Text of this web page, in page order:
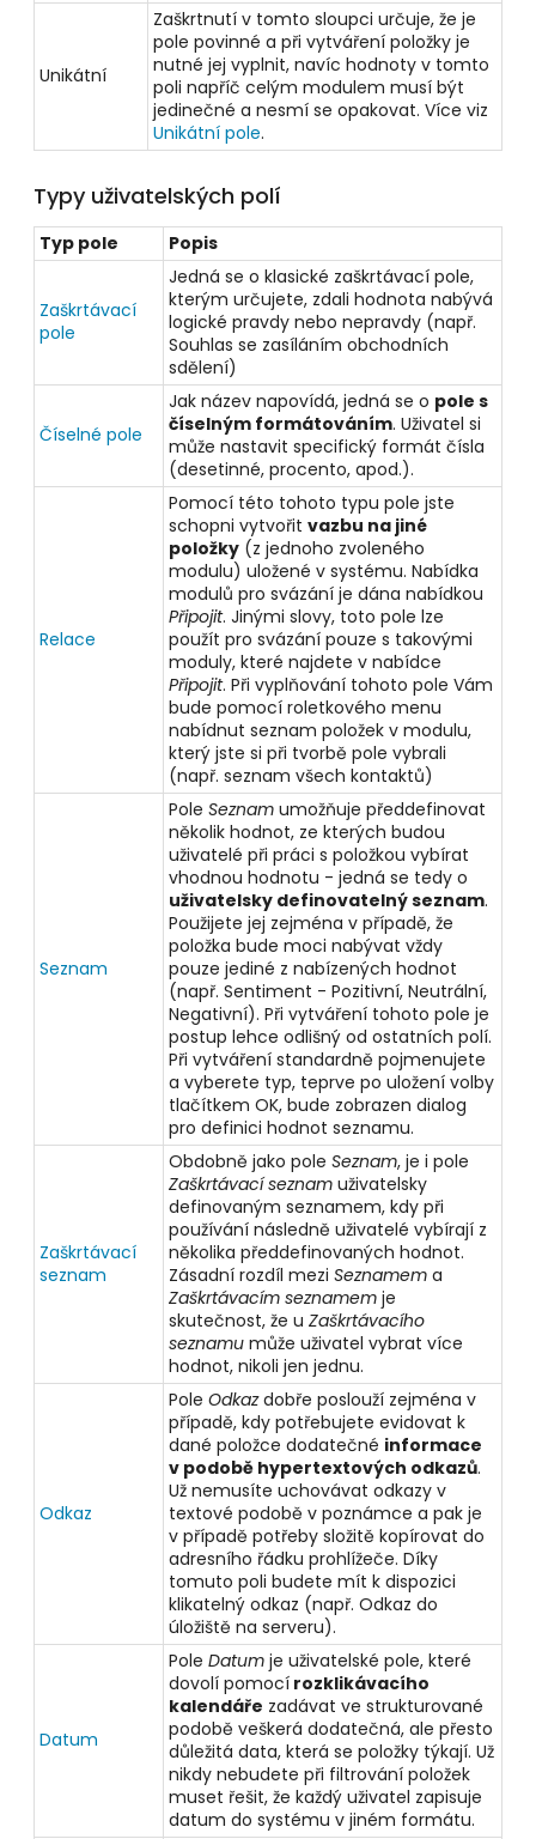
Unikátní
Zaškrtnutí v tomto sloupci určuje, že je
pole povinné a při vytváření položky je
nutné jej vyplnit, navíc hodnoty v tomto
poli napříč celým modulem musí být
jedinečné a nesmí se opakovat. Více viz
Unikátní pole.
Typy uživatelských polí
Typ pole Popis
Zaškrtávací
pole
Jedná se o klasické zaškrtávací pole,
kterým určujete, zdali hodnota nabývá
logické pravdy nebo nepravdy (např.
Souhlas se zasíláním obchodních
sdělení)
Číselné pole
Jak název napovídá, jedná se o pole s
číselným formátováním. Uživatel si
může nastavit specifický formát čísla
(desetinné, procento, apod.).
Relace
Pomocí této tohoto typu pole jste
schopni vytvořitvazbu na jiné
položky (z jednoho zvoleného
modulu) uložené v systému. Nabídka
modulů pro svázání je dána nabídkou
Připojit. Jinými slovy, toto pole lze
použít pro svázání pouze s takovými
moduly, které najdete v nabídce
Připojit. Při vyplňování tohoto pole Vám
bude pomocí roletkového menu
nabídnut seznam položek v modulu,
který jste si při tvorbě pole vybrali
(např. seznam všech kontaktů)
Seznam
PoleSeznam umožňuje předdefinovat
několik hodnot, ze kterých budou
uživatelé při práci s položkou vybírat
vhodnou hodnotu - jedná se tedy o
uživatelsky definovatelný seznam.
Použijete jej zejména v případě, že
položka bude moci nabývat vždy
pouze jediné z nabízených hodnot
(např. Sentiment - Pozitivní, Neutrální,
Negativní). Při vytváření tohoto pole je
postup lehce odlišný od ostatních polí.
Při vytváření standardně pojmenujete
a vyberete typ, teprve po uložení volby
tlačítkem OK, bude zobrazen dialog
pro definici hodnot seznamu.
Zaškrtávací
seznam
Obdobně jako poleSeznam, je i pole
Zaškrtávací seznam uživatelsky
definovaným seznamem, kdy při
používání následně uživatelé vybírají z
několika předdefinovaných hodnot.
Zásadní rozdíl meziSeznamem a
Zaškrtávacím seznamem je
skutečnost, že uZaškrtávacího
seznamu může uživatel vybrat více
hodnot, nikoli jen jednu.
Odkaz
PoleOdkazdobře poslouží zejména v
případě, kdy potřebujete evidovat k
dané položce dodatečné informace
v podobě hypertextových odkazů.
Už nemusíte uchovávat odkazy v
textové podobě v poznámce a pak je
v případě potřeby složitě kopírovat do
adresního řádku prohlížeče. Díky
tomuto poli budete mít k dispozici
klikatelný odkaz (např. Odkaz do
úložiště na serveru).
Datum
PoleDatum je uživatelské pole, které
dovolí pomocí rozklikávacího
kalendáře zadávat ve strukturované
podobě veškerá dodatečná, ale přesto
důležitá data, která se položky týkají. Už
nikdy nebudete při filtrování položek
muset řešit, že každý uživatel zapisuje
datum do systému v jiném formátu.